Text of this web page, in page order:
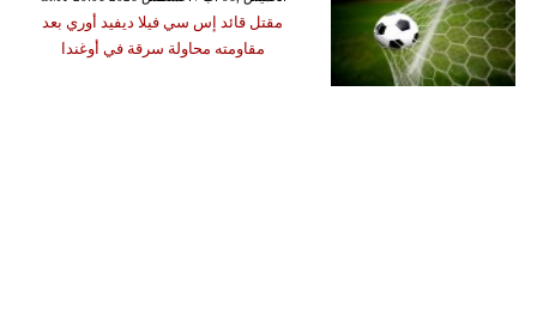
مقتل قائد إس سي فيلا ديفيد أوري بعد
مقاومته محاولة سرقة في أوغندا